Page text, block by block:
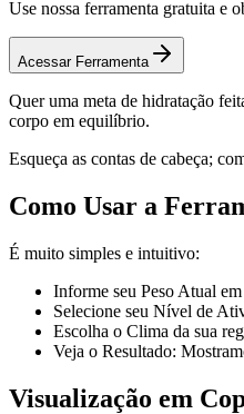
Use nossa ferramenta gratuita e
Acessar Ferramenta
Quer uma meta de hidratação
corpo em equilíbrio.
Esqueça as contas de cabeça;
Como Usar a
É muito simples e intuitivo:
Informe seu Peso Atual
Selecione seu Nível de
Escolha o Clima da sua
Veja o Resultado:
Visualização em